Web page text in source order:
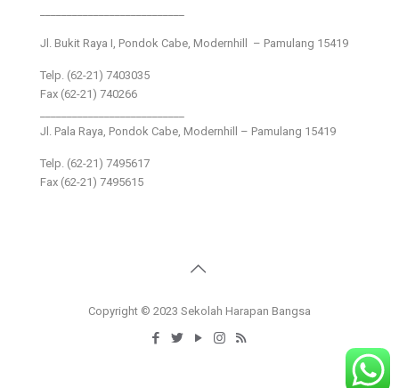
Jl. Bukit Raya I, Pondok Cabe, Modernhill – Pamulang 15419
Telp. (62-21) 7403035
Fax (62-21) 740266
Jl. Pala Raya, Pondok Cabe, Modernhill – Pamulang 15419
Telp. (62-21) 7495617
Fax (62-21) 7495615
Copyright © 2023 Sekolah Harapan Bangsa